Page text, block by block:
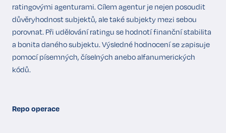
ratingovými agenturami. Cílem agentur je nejen posoudit
důvěryhodnost subjektů, ale také subjekty mezi sebou
porovnat. Při udělování ratingu se hodnotí finanční stabilita
a bonita daného subjektu. Výsledné hodnocení se zapisuje
pomocí písemných, číselných anebo alfanumerických
kódů.
Repo operace